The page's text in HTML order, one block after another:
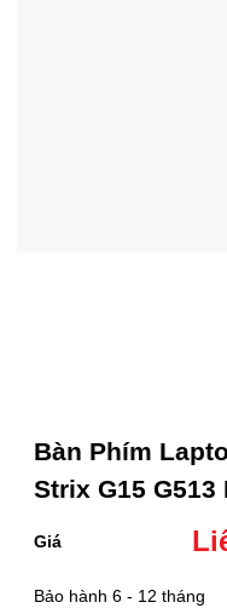
Bàn Phím
Strix G15 G513
Giá
Bảo hành 6 - 12 tháng